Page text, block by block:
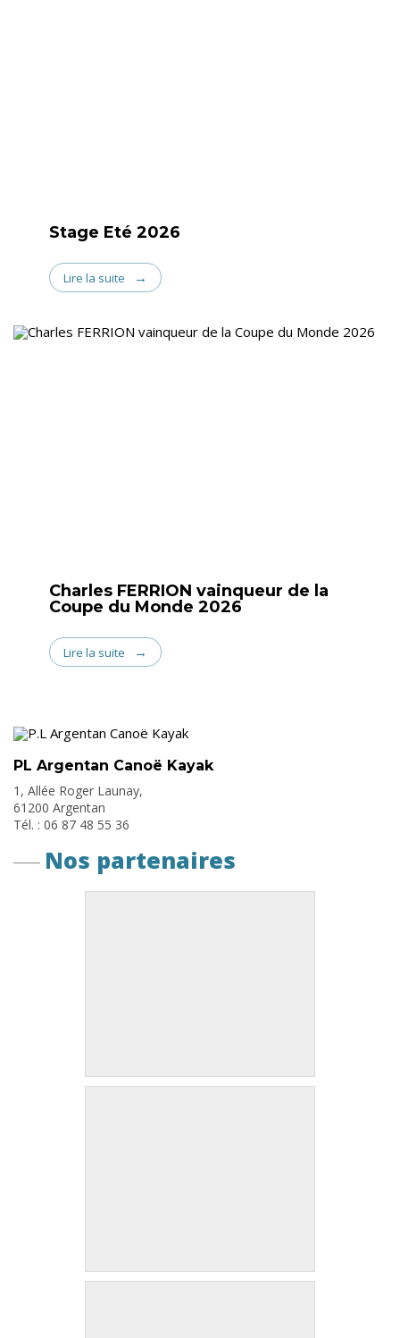
Stage Eté 2026
Lire la suite
Charles FERRION vainqueur de la
Coupe du Monde 2026
Lire la suite
PL Argentan Canoë Kayak
1, Allée Roger Launay,
61200 Argentan
Tél. : 06 87 48 55 36
Nos partenaires